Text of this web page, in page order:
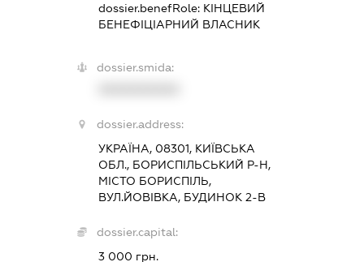
dossier.benefRole: КІНЦЕВИЙ
БЕНЕФІЦІАРНИЙ ВЛАСНИК
dossier.smida:
dossier.address:
УКРАЇНА, 08301, КИЇВСЬКА
ОБЛ., БОРИСПІЛЬСЬКИЙ Р-Н,
МІСТО БОРИСПІЛЬ,
ВУЛ.ЙОВІВКА, БУДИНОК 2-В
dossier.capital:
3 000 грн.